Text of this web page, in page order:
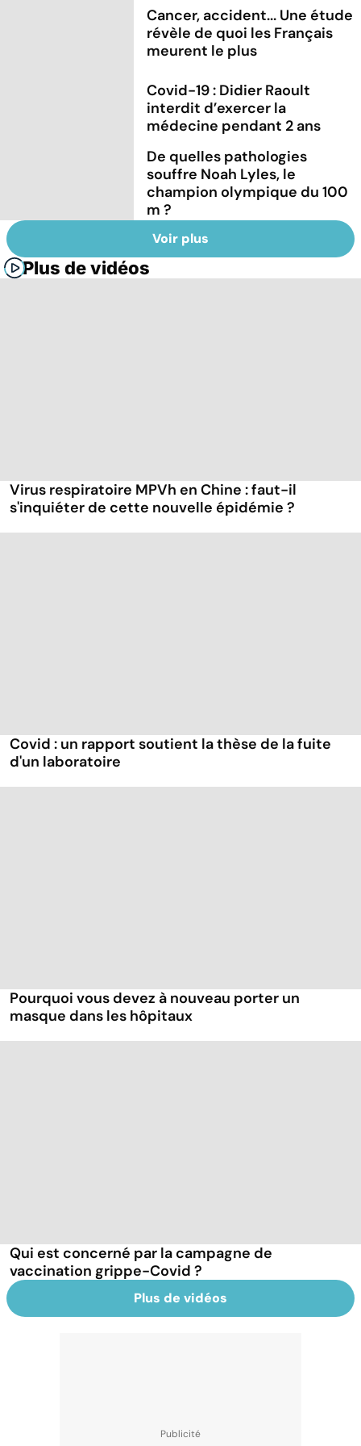
Cancer, accident... Une étude
révèle de quoi les Français
meurent le plus
Covid-19 : Didier Raoult
interdit d’exercer la
médecine pendant 2 ans
De quelles pathologies
souffre Noah Lyles, le
champion olympique du 100
m ?
Voir plus
Plus de vidéos
Virus respiratoire MPVh en Chine : faut-il
s'inquiéter de cette nouvelle épidémie ?
Covid : un rapport soutient la thèse de la fuite
d'un laboratoire
Pourquoi vous devez à nouveau porter un
masque dans les hôpitaux
Qui est concerné par la campagne de
vaccination grippe-Covid ?
Plus de vidéos